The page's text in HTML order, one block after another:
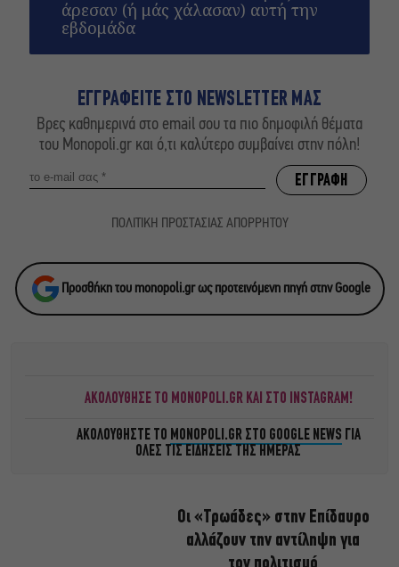
άρεσαν (ή μάς χάλασαν) αυτή την
εβδομάδα
ΕΓΓΡΑΦΕΙΤΕ ΣΤΟ NEWSLETTER ΜΑΣ
Βρες καθημερινά στο email σου τα πιο δημοφιλή θέματα
του Monopoli.gr και ό,τι καλύτερο συμβαίνει στην πόλη!
ΠΟΛΙΤΙΚΗ ΠΡΟΣΤΑΣΙΑΣ ΑΠΟΡΡΗΤΟΥ
Προσθήκη του monopoli.gr ως προτεινόμενη πηγή στην Google
ΑΚΟΛΟΥΘΗΣΕ ΤΟ MONOPOLI.GR ΚΑΙ ΣΤΟ INSTAGRAM!
ΑΚΟΛΟΥΘΗΣΤΕ ΤΟ MONOPOLI.GR ΣΤΟ GOOGLE NEWS ΓΙΑ
ΟΛΕΣ ΤΙΣ ΕΙΔΗΣΕΙΣ ΤΗΣ ΗΜΕΡΑΣ
Οι «Τρωάδες» στην Επίδαυρο
αλλάζουν την αντίληψη για